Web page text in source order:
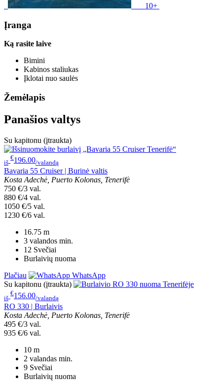
10+
Įranga
Ką rasite laive
Bimini
Kabinos staliukas
Įklotai nuo saulės
Žemėlapis
Panašios valtys
Su kapitonu (įtraukta)
iš
€196.00/valandą
Bavaria 55 Cruiser | Burinė valtis
Kosta Adechė, Puerto Kolonas, Tenerifė
750 €/3 val.
880 €/4 val.
1050 €/5 val.
1230 €/6 val.
16.75 m
3 valandos min.
12 Svečiai
Burlaivių nuoma
Plačiau
WhatsApp
Su kapitonu (įtraukta)
iš
€156.00/valandą
RO 330 | Burlaivis
Kosta Adechė, Puerto Kolonas, Tenerifė
495 €/3 val.
935 €/6 val.
10 m
2 valandas min.
9 Svečiai
Burlaivių nuoma